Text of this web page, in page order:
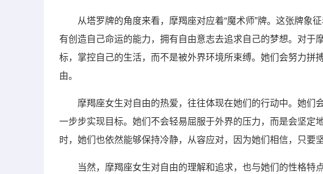
从塔罗牌的角度来看，摩羯座对应着“魔术师”牌。这张牌象
有创造自己命运的能力，拥有自由意志去追求自己的梦想。对于
标，掌控自己的生活，而不是被外界环境所束缚。她们会努力拼
由。
摩羯座女生对自由的热爱，往往体现在她们的行动中。她们
一步步实现目标。她们不会轻易屈服于外界的压力，而是会坚定
时，她们也依然能够保持冷静，从容应对，因为她们相信，只要
当然，摩羯座女生对自由的理解和追求，也与她们的性格